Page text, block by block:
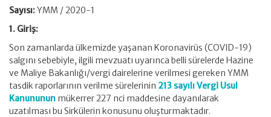
Sayısı:YMM / 2020-1
1. Giriş:
Son zamanlarda ülkemizde yaşanan Koronavirüs (COVID-19)
salgını sebebiyle, ilgili mevzuatı uyarınca belli sürelerde Hazine
ve Maliye Bakanlığı/vergi dairelerine verilmesi gereken YMM
tasdik raporlarının verilme sürelerinin 213 sayılı Vergi Usul
Kanununun mükerrer 227 nci maddesine dayanılarak
uzatılması bu Sirkülerin konusunu oluşturmaktadır.